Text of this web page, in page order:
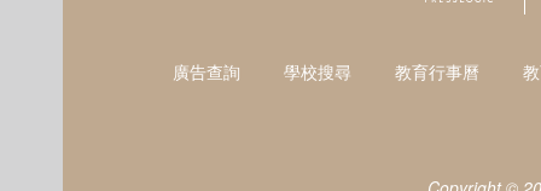
廣告查詢 學校搜尋 教育行事曆